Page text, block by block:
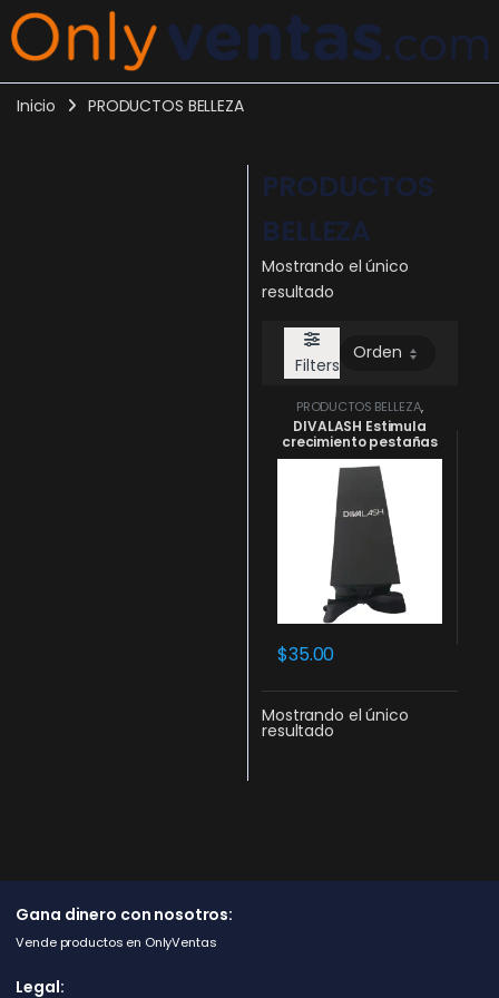
Inicio PRODUCTOS BELLEZA
PRODUCTOS
BELLEZA
Mostrando el único
resultado
Filters
PRODUCTOS BELLEZA,
Productos Colombianos
DIVALASH Estimula
crecimiento pestañas
$35.00
Mostrando el único
resultado
Gana dinero con nosotros:
Vende productos en OnlyVentas
Legal: